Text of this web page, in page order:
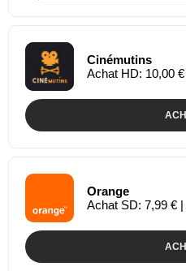
Cinémutins
Achat HD: 10,00 €
Orange
Achat SD: 7,99 €